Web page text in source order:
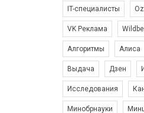
IT-специалисты
VK Реклама
Алгоритмы Алиса
Выдача Дзен
Исследования
Минобрнауки